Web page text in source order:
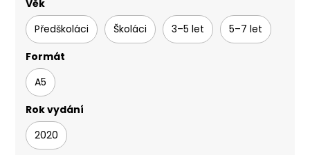
Věk
Předškoláci
Školáci 3–5 let
5–7 let
Formát
A5
Rok vydání
2020